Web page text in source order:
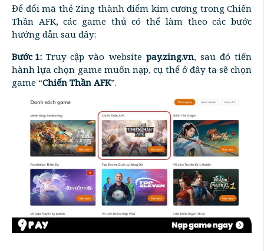
Để đổi mã thẻ Zing thành điểm kim cương trong Chiến
Thần AFK, các game thủ có thể làm theo các bước
hướng dẫn sau đây:
Bước 1: Truy cập vào website pay.zing.vn, sau đó tiến
hành lựa chọn game muốn nạp, cụ thể ở đây ta sẽ chọn
game “Chiến Thần AFK”.